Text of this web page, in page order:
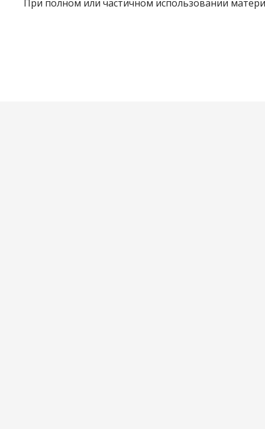
При полном или частичном использовании